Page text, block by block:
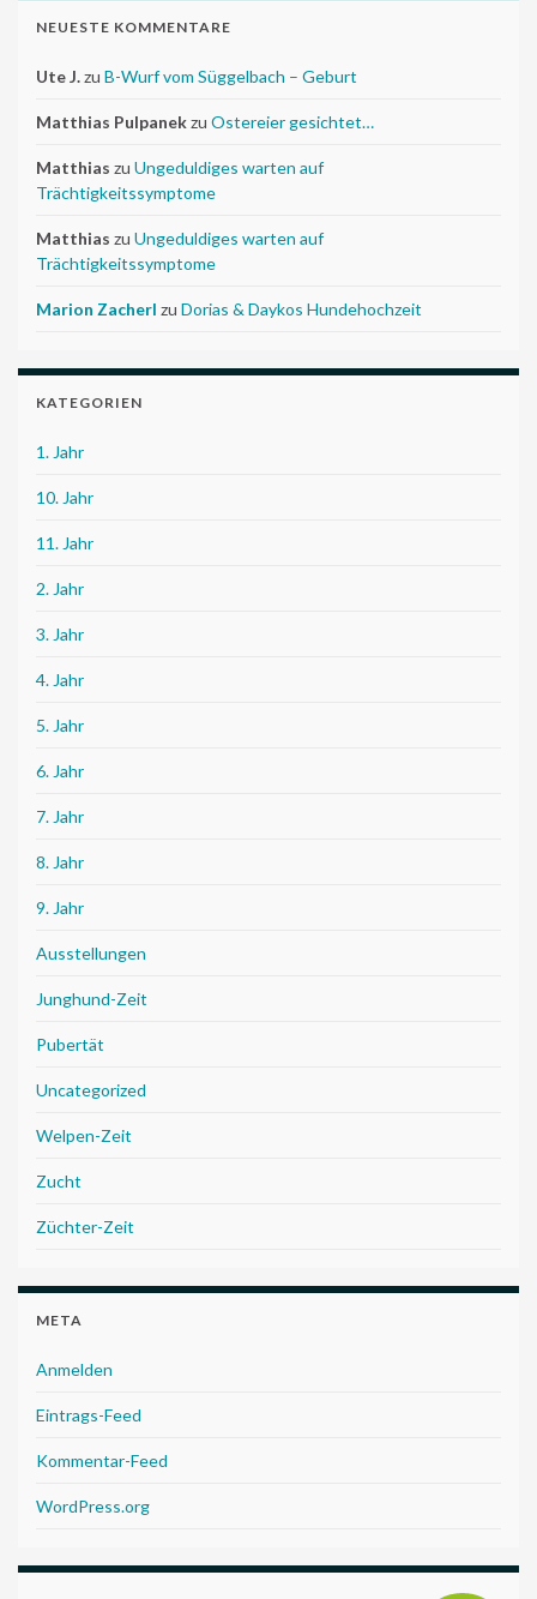
NEUESTE KOMMENTARE
Ute J.zu B-Wurf vom Süggelbach – Geburt
Matthias Pulpanekzu Ostereier gesichtet…
Matthias zu Ungeduldiges warten auf
Trächtigkeitssymptome
Matthias zu Ungeduldiges warten auf
Trächtigkeitssymptome
Marion Zacherl zu Dorias & Daykos Hundehochzeit
KATEGORIEN
1. Jahr
10. Jahr
11. Jahr
2. Jahr
3. Jahr
4. Jahr
5. Jahr
6. Jahr
7. Jahr
8. Jahr
9. Jahr
Ausstellungen
Junghund-Zeit
Pubertät
Uncategorized
Welpen-Zeit
Zucht
Züchter-Zeit
META
Anmelden
Eintrags-Feed
Kommentar-Feed
WordPress.org